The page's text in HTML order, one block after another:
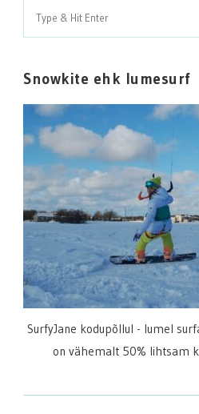
for:
Snowkite ehk lumesurf
SurfyJane kodupõllul - lumel
on vähemalt 50% lihtsam